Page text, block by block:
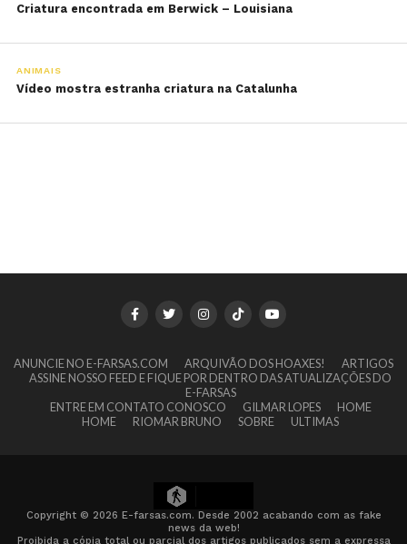
Criatura encontrada em Berwick – Louisiana
ANIMAIS
Vídeo mostra estranha criatura na Catalunha
ANUNCIE NO E-FARSAS.COM ARQUIVÃO DOS HOAXES!
ARTIGOS
ASSINE NOSSO FEED E FIQUE POR DENTRO DAS ATUALIZAÇÕES DO
E-FARSAS
ENTRE EM CONTATO CONOSCO
GILMAR LOPES
HOME
HOME
RIOMAR BRUNO SOBRE ULTIMAS
Copyright © 2026 E-farsas.com. Desde 2002 acabando com as fake
news da web!
Proibida a cópia total ou parcial dos artigos publicados sem a expressa